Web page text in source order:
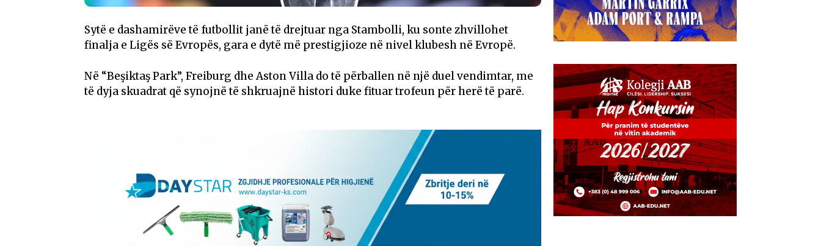
Sytë e dashamirëve të futbollit janë të drejtuar nga Stambolli, ku sonte zhvillohet
finalja e Ligës së Evropës, gara e dytë më prestigjioze në nivel klubesh në Evropë.
Në “Beşiktaş Park”, Freiburg dhe Aston Villa do të përballen në një duel vendimtar, me
të dyja skuadrat që synojnë të shkruajnë histori duke fituar trofeun për herë të parë.